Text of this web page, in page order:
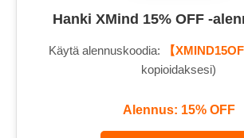
Hanki XMind 15% OFF -
Käytä alennuskoodia: 【
kopioidaksesi)
Alennus: 15% OFF